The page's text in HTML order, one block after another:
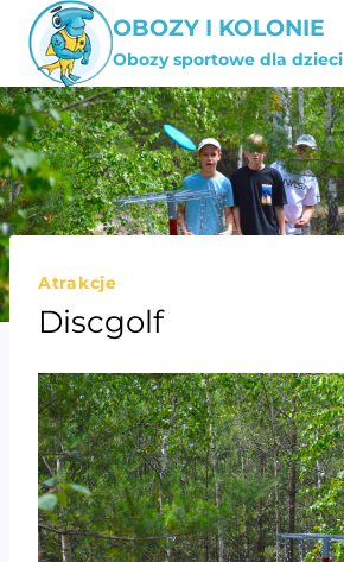
Przejdź
treści
OBOZY I KOLONIE
Obozy sportowe dla dzieci
Atrakcje
Discgolf